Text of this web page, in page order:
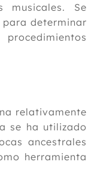
musicales. Se
para determinar
relativamente
se ha utilizado
ancestrales
herramienta